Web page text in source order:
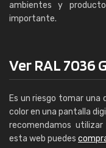
ambientes y
importante.
Ver RAL 7036
Es un riesgo tomar una
color en una pantalla
recomendamos utilizar
esta web puedes